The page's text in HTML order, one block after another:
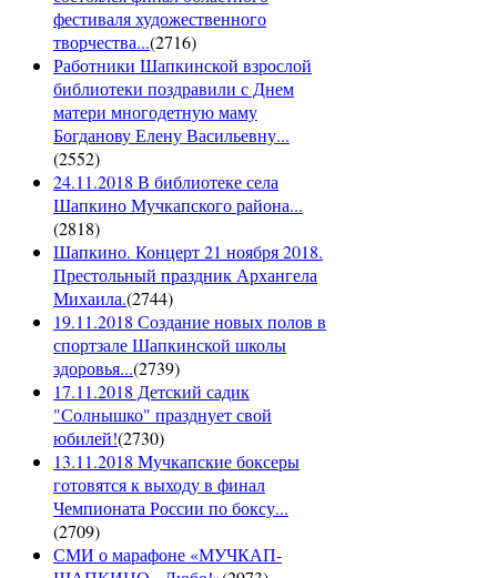
фестиваля художественного
творчества...(2716)
Работники Шапкинской взрослой
библиотеки поздравили с Днем
матери многодетную маму
Богданову Елену Васильевну...
(2552)
24.11.2018 В библиотеке села
Шапкино Мучкапского района...
(2818)
Шапкино. Концерт 21 ноября 2018.
Престольный праздник Архангела
Михаила.(2744)
19.11.2018 Создание новых полов в
спортзале Шапкинской школы
здоровья...(2739)
17.11.2018 Детский садик
"Солнышко" празднует свой
юбилей!(2730)
13.11.2018 Мучкапские боксеры
готовятся к выходу в финал
Чемпионата России по боксу...
(2709)
СМИ о марафоне «МУЧКАП-